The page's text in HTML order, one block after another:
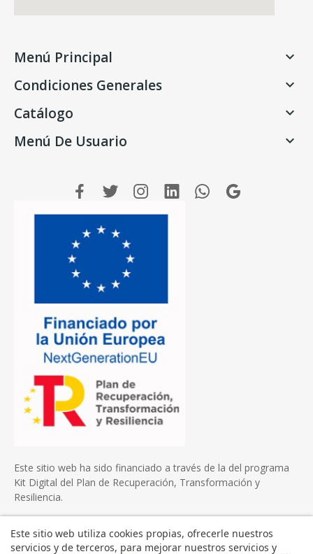
Menú Principal 
Condiciones Generales 
Catálogo 
Menú De Usuario 
Este sitio web ha sido financiado a través de la del programa
Kit Digital del Plan de Recuperación, Transformación y
Resiliencia.
Este sitio web utiliza cookies propias, ofrecerle nuestros
servicios y de terceros, para mejorar nuestros servicios y